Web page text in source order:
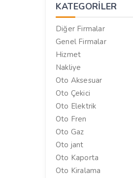
KATEGORILER
Diğer Firmalar
Genel Firmalar
Hizmet
Nakliye
Oto Aksesuar
Oto Çekici
Oto Elektrik
Oto Fren
Oto Gaz
Oto jant
Oto Kaporta
Oto Kiralama